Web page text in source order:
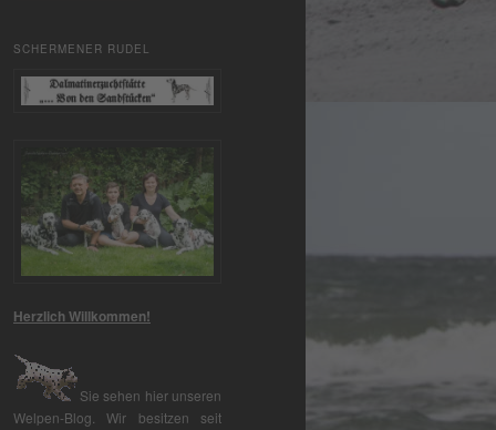
SCHERMENER RUDEL
Herzlich Willkommen!
Sie sehen hier unseren
Welpen-Blog. Wir besitzen seit